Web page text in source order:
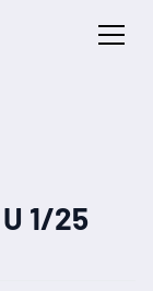
1/25